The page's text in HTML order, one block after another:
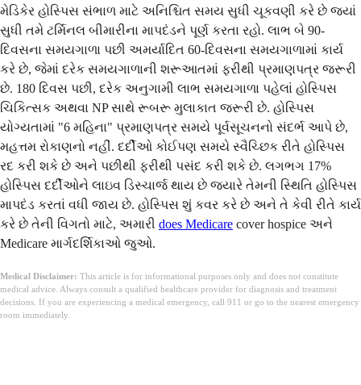
મેડિકેર હોસ્પિસ સંભાળ માટે અનિશ્ચિત સમય સુધી ચૂકવણી કરે છે જ્યાં
સુધી તમે ટર્મિનલ બીમારીના માપદંડને પૂર્ણ કરતા રહો. લાભ બે 90-
દિવસના સમયગાળા પછી અમર્યાદિત 60-દિવસના સમયગાળામાં કાર્ય
કરે છે, જેમાં દરેક સમયગાળાની શરૂઆતમાં ફરીથી પ્રમાણપત્ર જરૂરી
છે. 180 દિવસ પછી, દરેક અનુગામી લાભ સમયગાળા પહેલાં હોસ્પિસ
ચિકિત્સક અથવા NP સાથે રૂબરૂ મુલાકાત જરૂરી છે. હોસ્પિસ
યોગ્યતામાં "6 મહિના" પ્રમાણપત્ર સમયે પૂર્વસૂચનનો સંદર્ભ આપે છે,
મહત્તમ રોકાણનો નહીં. દર્દીઓ કોઈપણ સમયે સ્વૈચ્છિક રીતે હોસ્પિસ
રદ કરી શકે છે અને પછીથી ફરીથી પસંદ કરી શકે છે. લગભગ 17%
હોસ્પિસ દર્દીઓને લાઇવ ડિસ્ચાર્જ થાય છે જ્યારે તેમની સ્થિતિ હોસ્પિસ
માપદંડ કરતાં વધી જાય છે. હોસ્પિસ શું કવર કરે છે અને તે કેવી રીતે કાર્ય
કરે છે તેની વિગતો માટે, અમારી does Medicare cover hospice અને
Medicare માર્ગદર્શિકાઓ જુઓ.
Medical Disclaimer: This article is for informational purposes only and does not constitute
medical advice. Always consult a qualified healthcare provider for diagnosis and treatment
decisions. If you are experiencing a medical emergency, call 911 or go to the nearest emergency
room immediately.